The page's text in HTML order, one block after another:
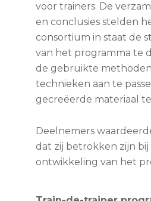
voor trainers. De
en conclusies stelden
consortium in staat de
van het programma te
de gebruikte
technieken aan te
gecreëerde materiaal
Deelnemers
dat zij betrokken zijn bij
ontwikkeling van het